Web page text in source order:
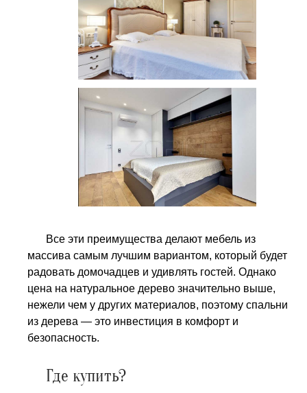
Все эти преимущества делают мебель из
массива самым лучшим вариантом, который будет
радовать домочадцев и удивлять гостей. Однако
цена на натуральное дерево значительно выше,
нежели чем у других материалов, поэтому спальни
из дерева — это инвестиция в комфорт и
безопасность.
Где купить?